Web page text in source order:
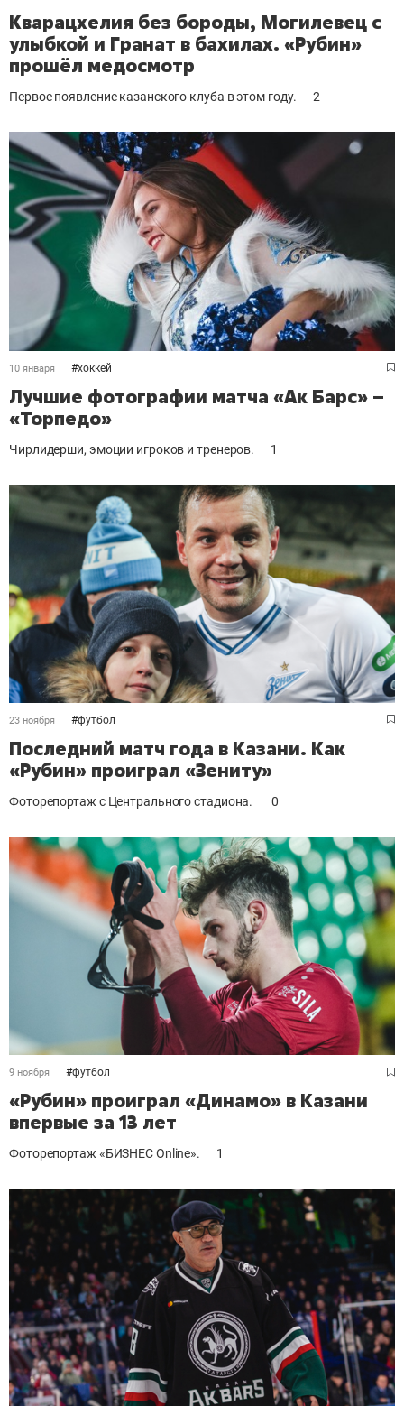
Кварацхелия без бороды, Могилевец с
улыбкой и Гранат в бахилах. «Рубин»
прошёл медосмотр
Первое появление казанского клуба в этом году. 2
10 января #хоккей
Лучшие фотографии матча «Ак Барс» –
«Торпедо»
Чирлидерши, эмоции игроков и тренеров. 1
23 ноября #футбол
Последний матч года в Казани. Как
«Рубин» проиграл «Зениту»
Фоторепортаж с Центрального стадиона. 0
9 ноября #футбол
«Рубин» проиграл «Динамо» в Казани
впервые за 13 лет
Фоторепортаж «БИЗНЕС Online». 1